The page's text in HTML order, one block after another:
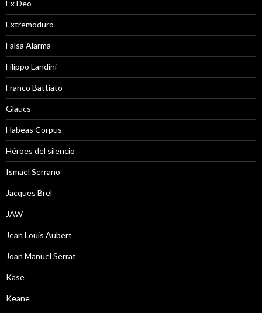
Ex Deo
Extremoduro
Falsa Alarma
Filippo Landini
Franco Battiato
Glaucs
Habeas Corpus
Héroes del silencio
Ismael Serrano
Jacques Brel
JAW
Jean Louis Aubert
Joan Manuel Serrat
Kase
Keane